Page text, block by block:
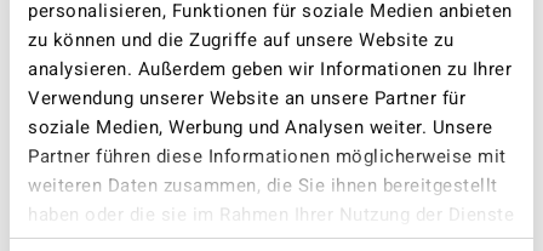
personalisieren, Funktionen für soziale Medien anbieten
zu können und die Zugriffe auf unsere Website zu
analysieren. Außerdem geben wir Informationen zu Ihrer
Verwendung unserer Website an unsere Partner für
soziale Medien, Werbung und Analysen weiter. Unsere
Partner führen diese Informationen möglicherweise mit
weiteren Daten zusammen, die Sie ihnen bereitgestellt
haben oder die sie im Rahmen Ihrer Nutzung der Dienste
gesammelt haben.
Chur, statt. Diese sind öffentlich. Das Programm und die
Anmeldung sind unterMitwirken.chur.chzugänglich. In
einer zweiten Phase wird die Arbeit mit Vertretern der
Bevölkerung in einem Forum gespiegelt, um den
eingeschlagenen Weg zu verifizieren. Das Ergebnis soll
eine breit abgestützte Arbeit sein, welche die
Leitplanken für die städtebauliche Entwicklung, unter
Berücksichtigung aller fachlichen und gesetzlichen